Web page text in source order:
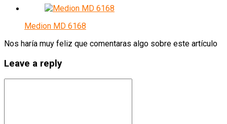
Medion MD 6168
Nos haría muy feliz que comentaras algo sobre este artículo
Leave a reply